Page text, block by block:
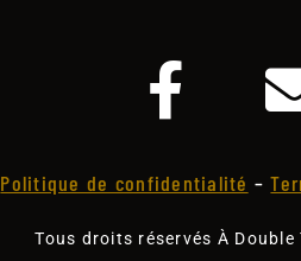
Politique de confidentialité –
Tous droits réservés À Double